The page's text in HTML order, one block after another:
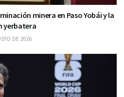
minera en Paso Yobái y la
yerbatera
DE 2026